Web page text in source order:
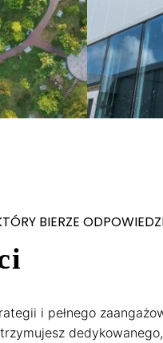
BIERZE
i pełnego